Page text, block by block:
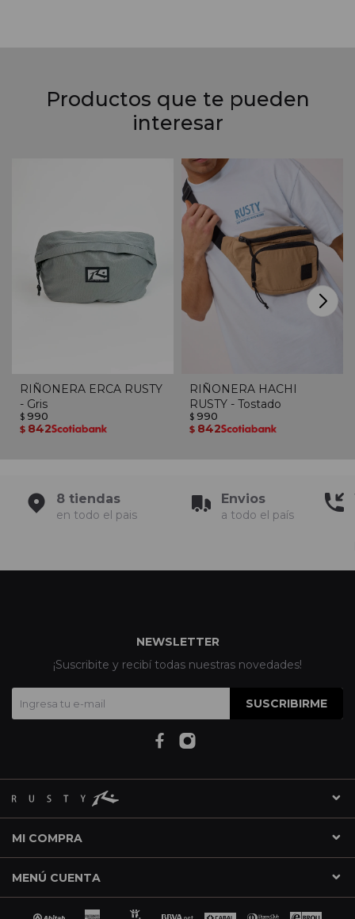
Productos que te pueden
interesar
RIÑONERA ERCA RUSTY
- Gris
$ 990
$ 842
RIÑONERA HACHI
RUSTY - Tostado
$ 990
$ 842
8 tiendas
en todo el pais
Envios
a todo el país
MI COMPRA
MENÚ CUENTA
NEWSLETTER
¡Suscribite y recibí todas nuestras novedades!
SUSCRIBIRME